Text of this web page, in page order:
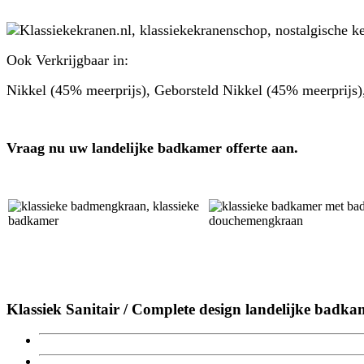
Ook Verkrijgbaar in:
Nikkel (45% meerprijs), Geborsteld Nikkel (45%
Vraag nu uw landelijke badkamer offerte aan.
Klassiek Sanitair / Complete design landelijke